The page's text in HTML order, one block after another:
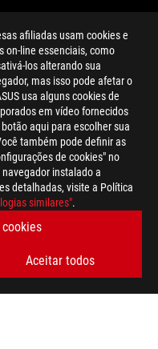
afiliadas usam cookies e
on-line essenciais, como
los alterando sua
mas isso pode afetar o
usa alguns cookies de
em vídeo fornecidos
aqui para escolher sua
também pode definir as
de cookies" no
navegador instalado a
detalhadas, visite a Política
similares".
Aceitar todos
MAIS